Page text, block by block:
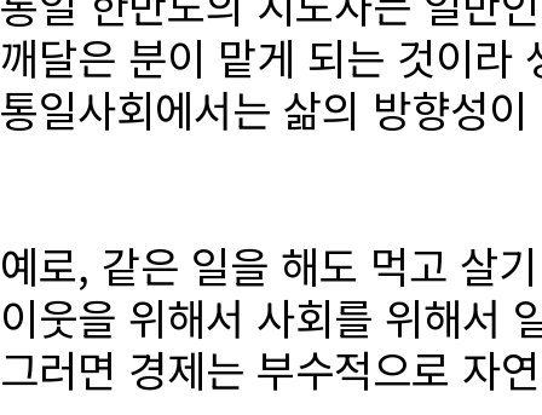
깨달은 분이 맡게 되는 것이라
통일사회에서는 삶의 방향성
예로, 같은 일을 해도 먹고 살
이웃을 위해서 사회를 위해서
그러면 경제는 부수적으로 자